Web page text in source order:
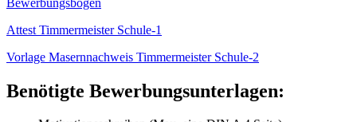
Attest Timmermeister Schule-1
Vorlage Masernnachweis Timmermeister Schule-2
Benötigte Bewerbungsunterlagen: